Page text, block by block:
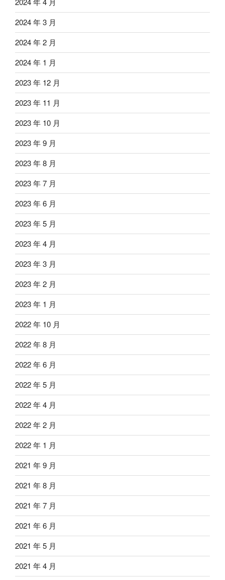
2024 年 3 月
2024 年 2 月
2024 年 1 月
2023 年 12 月
2023 年 11 月
2023 年 10 月
2023 年 9 月
2023 年 8 月
2023 年 7 月
2023 年 6 月
2023 年 5 月
2023 年 4 月
2023 年 3 月
2023 年 2 月
2023 年 1 月
2022 年 10 月
2022 年 8 月
2022 年 6 月
2022 年 5 月
2022 年 4 月
2022 年 2 月
2022 年 1 月
2021 年 9 月
2021 年 8 月
2021 年 7 月
2021 年 6 月
2021 年 5 月
2021 年 4 月